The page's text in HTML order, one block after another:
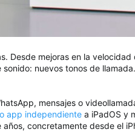
Desde mejoras en la
nuevos tonos de llamada.
mensajes o
app independiente a iPadOS y
concretamente desde el